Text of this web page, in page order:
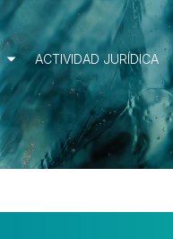
ACTIVIDAD JURÍDICA